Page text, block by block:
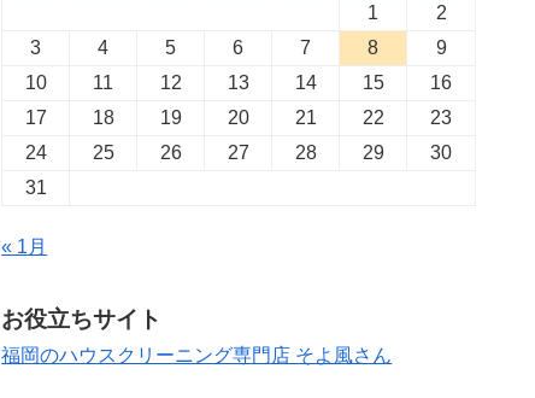
1
2
3
4 5 6 7 8
9
10
11 12 13 14 15
16
17
18 19 20 21 22
23
24
25 26 27 28 29
30
31
« 1月
お役立ちサイト
福岡のハウスクリーニング専門店 そよ風さん